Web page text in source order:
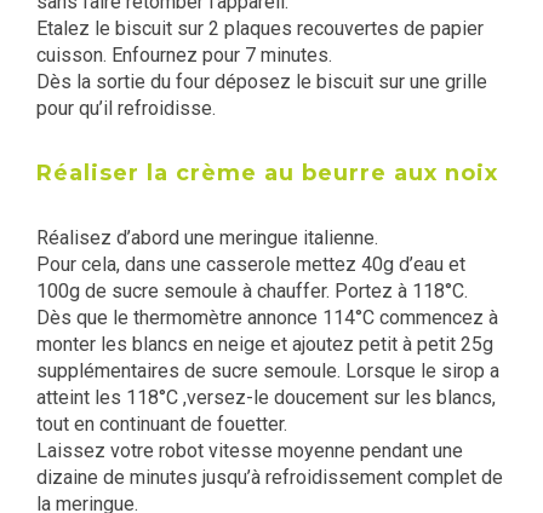
Etalez le biscuit sur 2 plaques recouvertes de papier
cuisson. Enfournez pour 7 minutes.
Dès la sortie du four déposez le biscuit sur une grille
pour qu’il refroidisse.
Réaliser la crème au beurre aux noix
Réalisez d’abord une meringue italienne.
Pour cela, dans une casserole mettez 40g d’eau et
100g de sucre semoule à chauffer. Portez à 118°C.
Dès que le thermomètre annonce 114°C commencez à
monter les blancs en neige et ajoutez petit à petit 25g
supplémentaires de sucre semoule. Lorsque le sirop a
atteint les 118°C ,versez-le doucement sur les blancs,
tout en continuant de fouetter.
Laissez votre robot vitesse moyenne pendant une
dizaine de minutes jusqu’à refroidissement complet de
la meringue.